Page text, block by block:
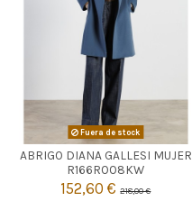
Fuera de stock
ABRIGO DIANA GALLESI MUJER
R166R008KW
152,60 €218,00 €
 Agotado